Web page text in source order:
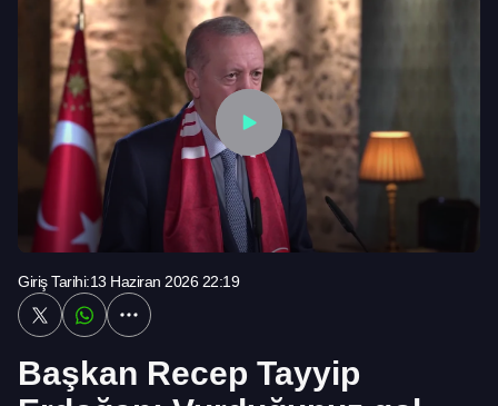
Giriş Tarihi:13 Haziran 2026 22:19
Başkan Recep Tayyip